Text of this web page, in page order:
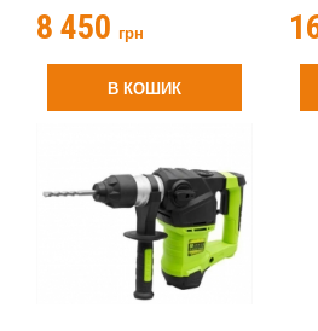
8 450 грн
В КОШИК